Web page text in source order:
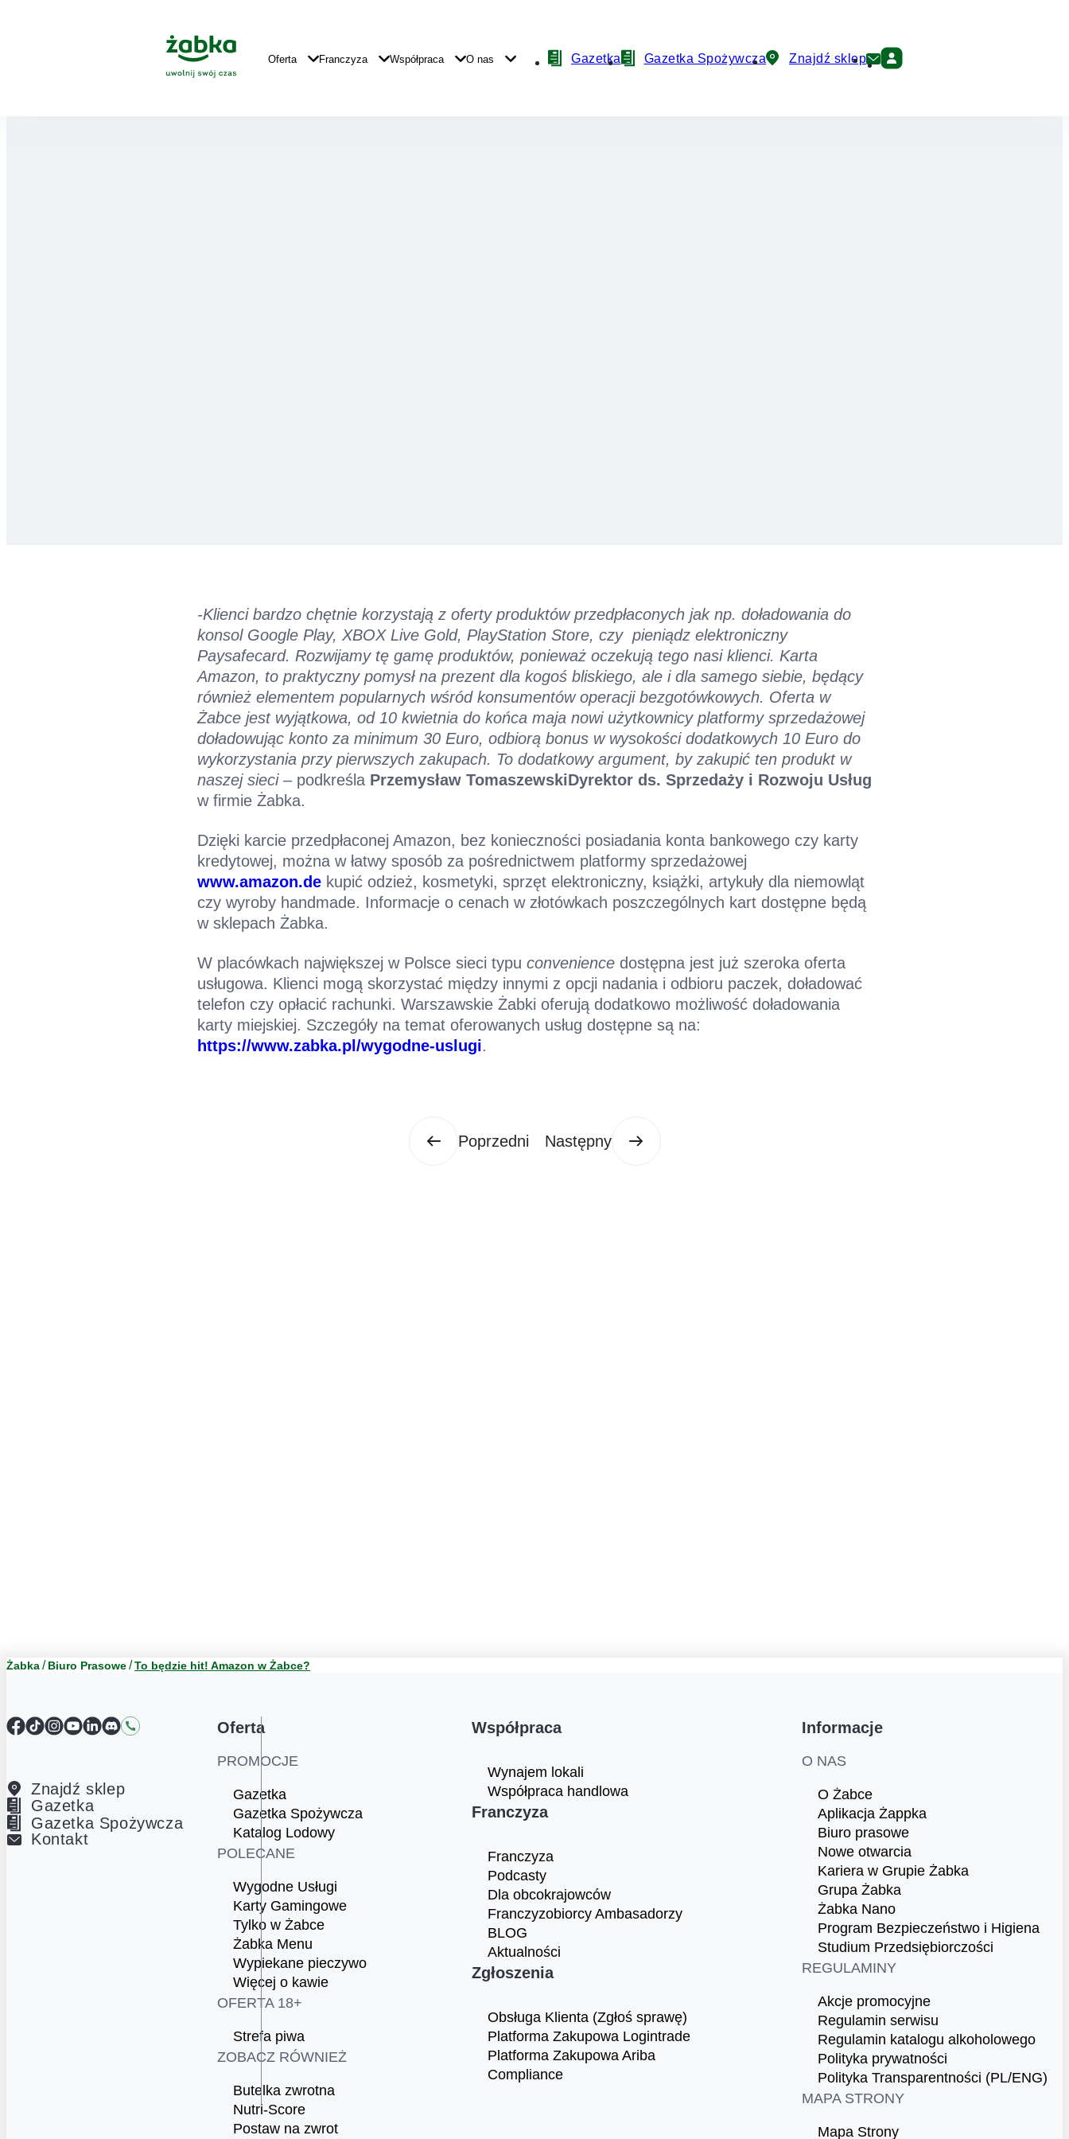
Główne
Logo
Główna
Nawigacja
Oferta Franczyza Współpraca O nas
NawigacjaGazetka Gazetka Spożywcza Znajdź sklep
-Klienci bardzo chętnie korzystają z oferty produktów przedpłaconych jak np. doładowania do
konsol Google Play, XBOX Live Gold, PlayStation Store, czy pieniądz elektroniczny
Paysafecard. Rozwijamy tę gamę produktów, ponieważ oczekują tego nasi klienci. Karta
Amazon, to praktyczny pomysł na prezent dla kogoś bliskiego, ale i dla samego siebie, będący
również elementem popularnych wśród konsumentów operacji bezgotówkowych. Oferta w
Żabce jest wyjątkowa, od 10 kwietnia do końca maja nowi użytkownicy platformy sprzedażowej
doładowując konto za minimum 30 Euro, odbiorą bonus w wysokości dodatkowych 10 Euro do
wykorzystania przy pierwszych zakupach. To dodatkowy argument, by zakupić ten produkt w
naszej sieci– podkreśla Przemysław TomaszewskiDyrektor ds. Sprzedaży i Rozwoju Usług
w firmie Żabka.
Dzięki karcie przedpłaconej Amazon, bez konieczności posiadania konta bankowego czy karty
kredytowej, można w łatwy sposób za pośrednictwem platformy sprzedażowej
www.amazon.de kupić odzież, kosmetyki, sprzęt elektroniczny, książki, artykuły dla niemowląt
czy wyroby handmade. Informacje o cenach w złotówkach poszczególnych kart dostępne będą
w sklepach Żabka.
W placówkach największej w Polsce sieci typu convenience dostępna jest już szeroka oferta
usługowa. Klienci mogą skorzystać między innymi z opcji nadania i odbioru paczek, doładować
telefon czy opłacić rachunki. Warszawskie Żabki oferują dodatkowo możliwość doładowania
karty miejskiej. Szczegóły na temat oferowanych usług dostępne są na:
https://www.zabka.pl/wygodne-uslugi.
Poprzedni Następny
Żabka Biuro Prasowe To będzie hit! Amazon w Żabce?
Facebook
TikTokInstagram
YouTube
LinkedIn
DiscordKontakt
Znajdź sklep
Gazetka
Gazetka Spożywcza
Kontakt
Oferta
PROMOCJE
Gazetka
Gazetka Spożywcza
Katalog Lodowy
POLECANE
Wygodne Usługi
Karty Gamingowe
Tylko w Żabce
Żabka Menu
Wypiekane pieczywo
Więcej o kawie
OFERTA 18+
Strefa piwa
ZOBACZ RÓWNIEŻ
Butelka zwrotna
Nutri-Score
Postaw na zwrot
Współpraca
Wynajem lokali
Współpraca handlowa
Franczyza
Franczyza
Podcasty
Dla obcokrajowców
Franczyzobiorcy Ambasadorzy
BLOG
Aktualności
Zgłoszenia
Obsługa Klienta (Zgłoś sprawę)
Platforma Zakupowa Logintrade
Platforma Zakupowa Ariba
Compliance
Informacje
O NAS
O Żabce
Aplikacja Żappka
Biuro prasowe
Nowe otwarcia
Kariera w Grupie Żabka
Grupa Żabka
Żabka Nano
Program Bezpieczeństwo i Higiena
Studium Przedsiębiorczości
REGULAMINY
Akcje promocyjne
Regulamin serwisu
Regulamin katalogu alkoholowego
Polityka prywatności
Polityka Transparentności (PL/ENG)
MAPA STRONY
Mapa Strony